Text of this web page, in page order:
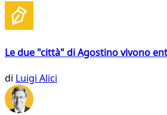
Le due "città" di Agostino vivono
di Luigi Alici